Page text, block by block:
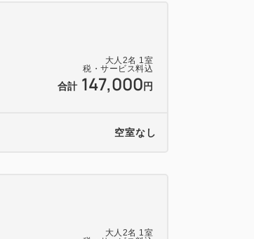
大人 2名 1室
税・サービス料込
合計 147,000 円
空室なし
大人 2名 1室